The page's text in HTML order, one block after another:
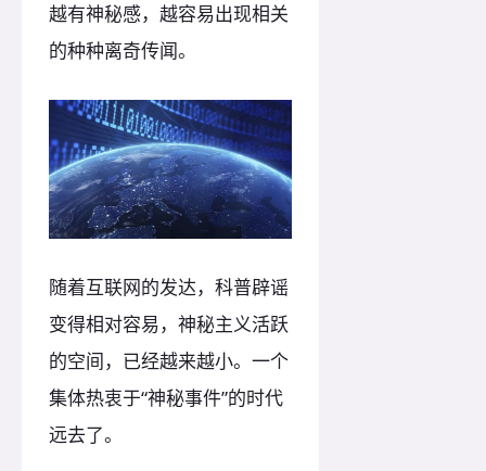
越有神秘感，越容易出现相关
的种种离奇传闻。
随着互联网的发达，科普辟谣
变得相对容易，神秘主义活跃
的空间，已经越来越小。一个
集体热衷于“神秘事件”的时代
远去了。